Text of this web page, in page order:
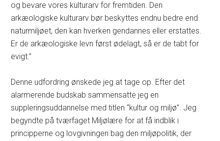
og bevare vores kulturarv for fremtiden. Den
arkæologiske kulturarv bør beskyttes endnu bedre end
naturmiljøet, den kan hverken gendannes eller erstattes.
Er de arkæologiske levn først ødelagt, så er de tabt for
evigt.”
Denne udfordring ønskede jeg at tage op. Efter det
alarmerende budskab sammensatte jeg en
suppleringsuddannelse med titlen “kultur og miljø”. Jeg
begyndte på tværfaget Miljølære for at få indblik i
principperne og lovgivningen bag den miljøpolitik, der